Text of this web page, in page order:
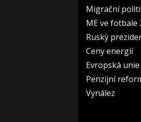
Migrační
ME ve fotbale
Ruský
Ceny energií
Evropská unie
Penzijní
Vynález